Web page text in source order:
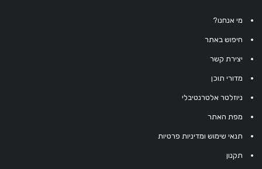
מי אנחנו?
חיפוש באתר
יצירת קשר
מדורי תוכן
ניוזלטר אלטרנטיבלי
מפת האתר
תנאי שימוש ומדיניות פרטיות
תקנון